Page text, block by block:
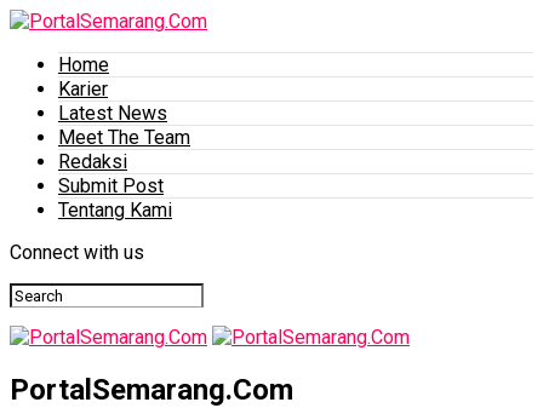
Home
Karier
Latest News
Meet The Team
Redaksi
Submit Post
Tentang Kami
Connect with us
PortalSemarang.Com